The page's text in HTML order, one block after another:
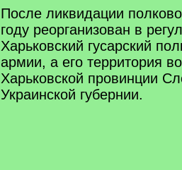
После ликвидации
году реорганизован в
Харьковский гусарский
армии, а его территория
Харьковской провинции
Украинской губернии.